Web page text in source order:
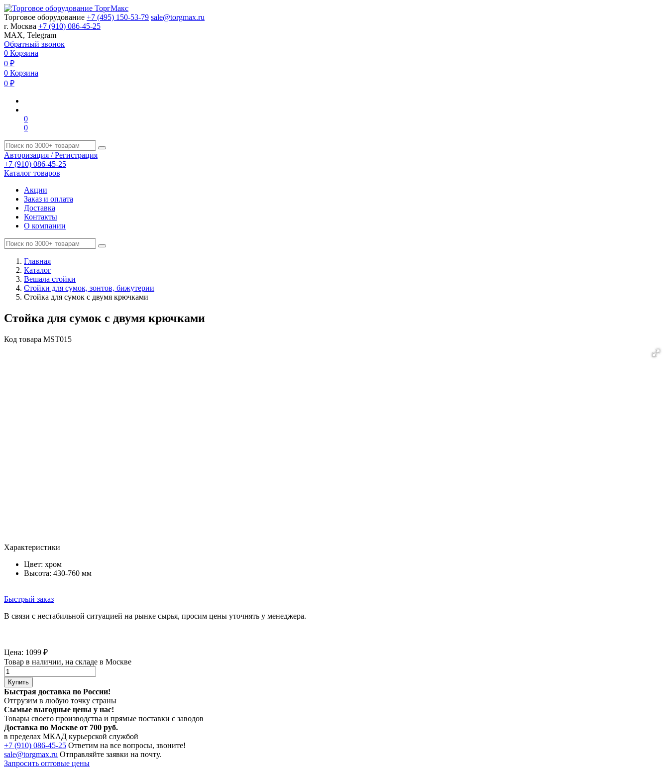
Торговое оборудование +7 (495) 150-53-79 sale@torgmax.ru
г. Москва +7 (910) 086-45-25
MAX, Telegram
Обратный звонок
0 Корзина
0 ₽
0 Корзина
0 ₽
0
0
Авторизация / Регистрация
+7 (910) 086-45-25
Каталог товаров
Акции
Заказ и оплата
Доставка
Контакты
О компании
Главная
Каталог
Вешала стойки
Стойки для сумок, зонтов, бижутерии
Стойка для сумок с двумя крючками
Стойка для сумок с двумя крючками
Код товара MST015
Характеристики
Цвет: хром
Высота: 430-760 мм
Быстрый заказ
В связи с нестабильной ситуацией на рынке сырья, просим цены уточнять у менеджера.
Цена: 1099 ₽
Товар в наличии, на складе в Москве
Купить
Быстрая доставка по России!
Отгрузим в любую точку страны
Сымые выгодные цены у нас!
Товары своего производства и прямые поставки с заводов
Доставка по Москве от 700 руб.
в пределах МКАД курьерской службой
+7 (910) 086-45-25 Ответим на все вопросы, звоните!
sale@torgmax.ru Отправляйте заявки на почту.
Запросить оптовые цены